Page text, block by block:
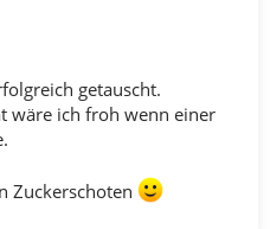
getauscht.
wäre ich froh wenn einer
Zuckerschoten